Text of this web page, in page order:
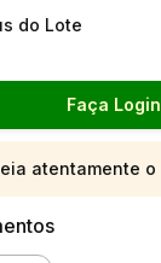
do Lote
Faça Login
atentamente o